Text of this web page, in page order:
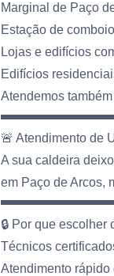
Marginal de Paço
Estação de
Lojas e edifícios
Edifícios
Atendemos
🚨 Atendimento de
A sua caldeira
em Paço de Arcos,
🔒 Por que escolher
Técnicos
Atendimento rápido